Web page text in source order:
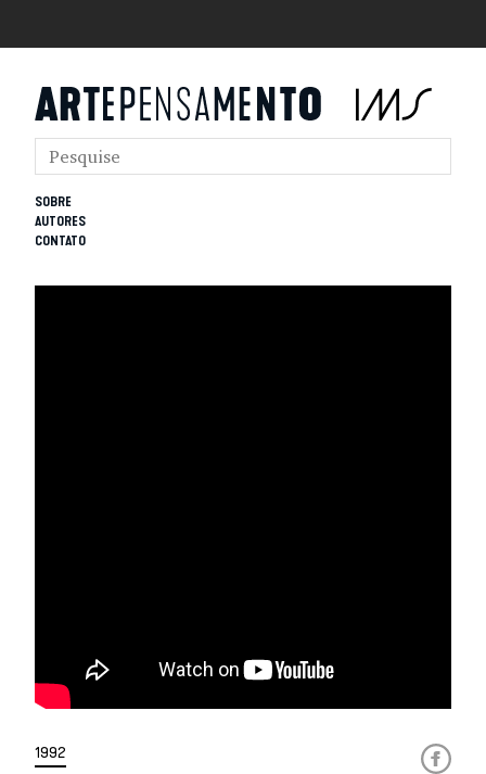
SOBRE
AUTORES
CONTATO
1992